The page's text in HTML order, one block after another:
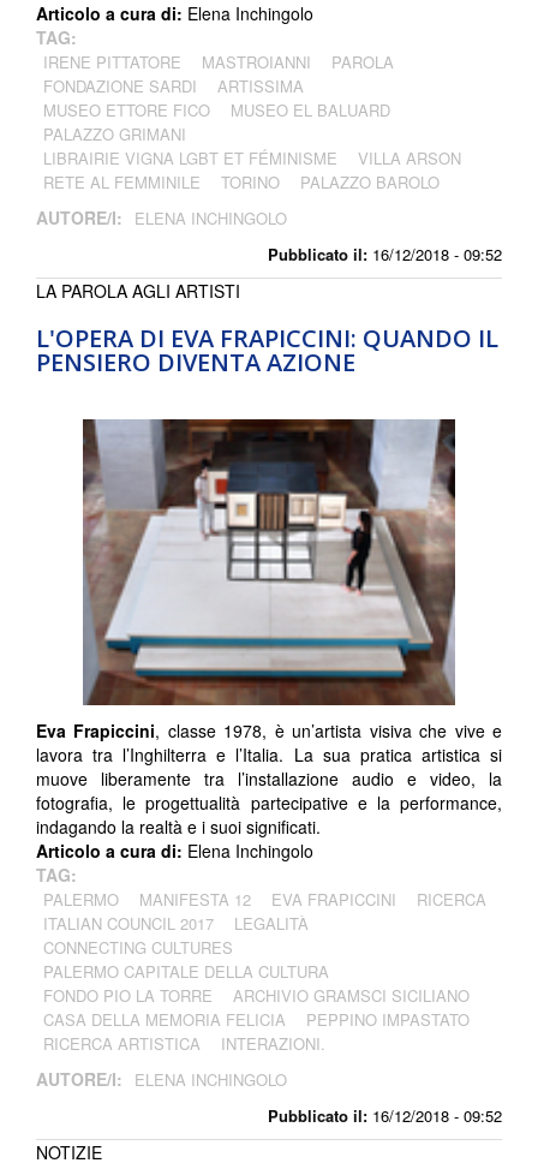
Pubblicato il: 16/12/2018 - 09:52
Articolo a cura di: Elena Inchingolo
TAG:
IRENE PITTATORE MASTROIANNI
PAROLA
FONDAZIONE SARDI
ARTISSIMA
MUSEO ETTORE FICO
MUSEO EL BALUARD
PALAZZO GRIMANI
LIBRAIRIE VIGNA LGBT ET FÉMINISME
VILLA ARSON
RETE AL FEMMINILE
TORINO PALAZZO BAROLO
AUTORE/I: ELENA INCHINGOLO
L'OPERA DI EVA FRAPICCINI: QUANDO IL
PENSIERO DIVENTA AZIONE
Pubblicato il: 16/12/2018 - 09:52
LA PAROLA AGLI ARTISTI
Eva Frapiccini, classe 1978, è un’artista visiva che vive e
lavora tra l’Inghilterra e l’Italia. La sua pratica artistica si
muove liberamente tra l’installazione audio e video, la
fotografia, le progettualità partecipative e la performance,
indagando la realtà e i suoi significati.
Articolo a cura di: Elena Inchingolo
TAG:
PALERMO MANIFESTA 12 EVA FRAPICCINI
RICERCA
ITALIAN COUNCIL 2017
LEGALITÀ
CONNECTING CULTURES
PALERMO CAPITALE DELLA CULTURA
FONDO PIO LA TORRE
ARCHIVIO GRAMSCI SICILIANO
CASA DELLA MEMORIA FELICIA
PEPPINO IMPASTATO
RICERCA ARTISTICA
INTERAZIONI.
AUTORE/I: ELENA INCHINGOLO
NOTIZIE